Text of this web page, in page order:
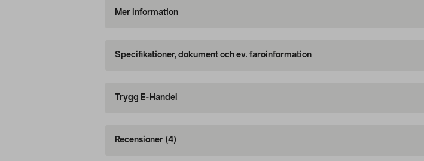
Mer information
Specifikationer, dokument och ev. faroinformation
Trygg E-Handel
Recensioner (4)